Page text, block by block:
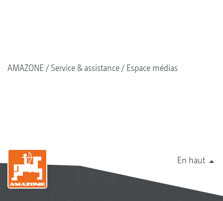
AMAZONE Service & assistance Espace médias
En haut